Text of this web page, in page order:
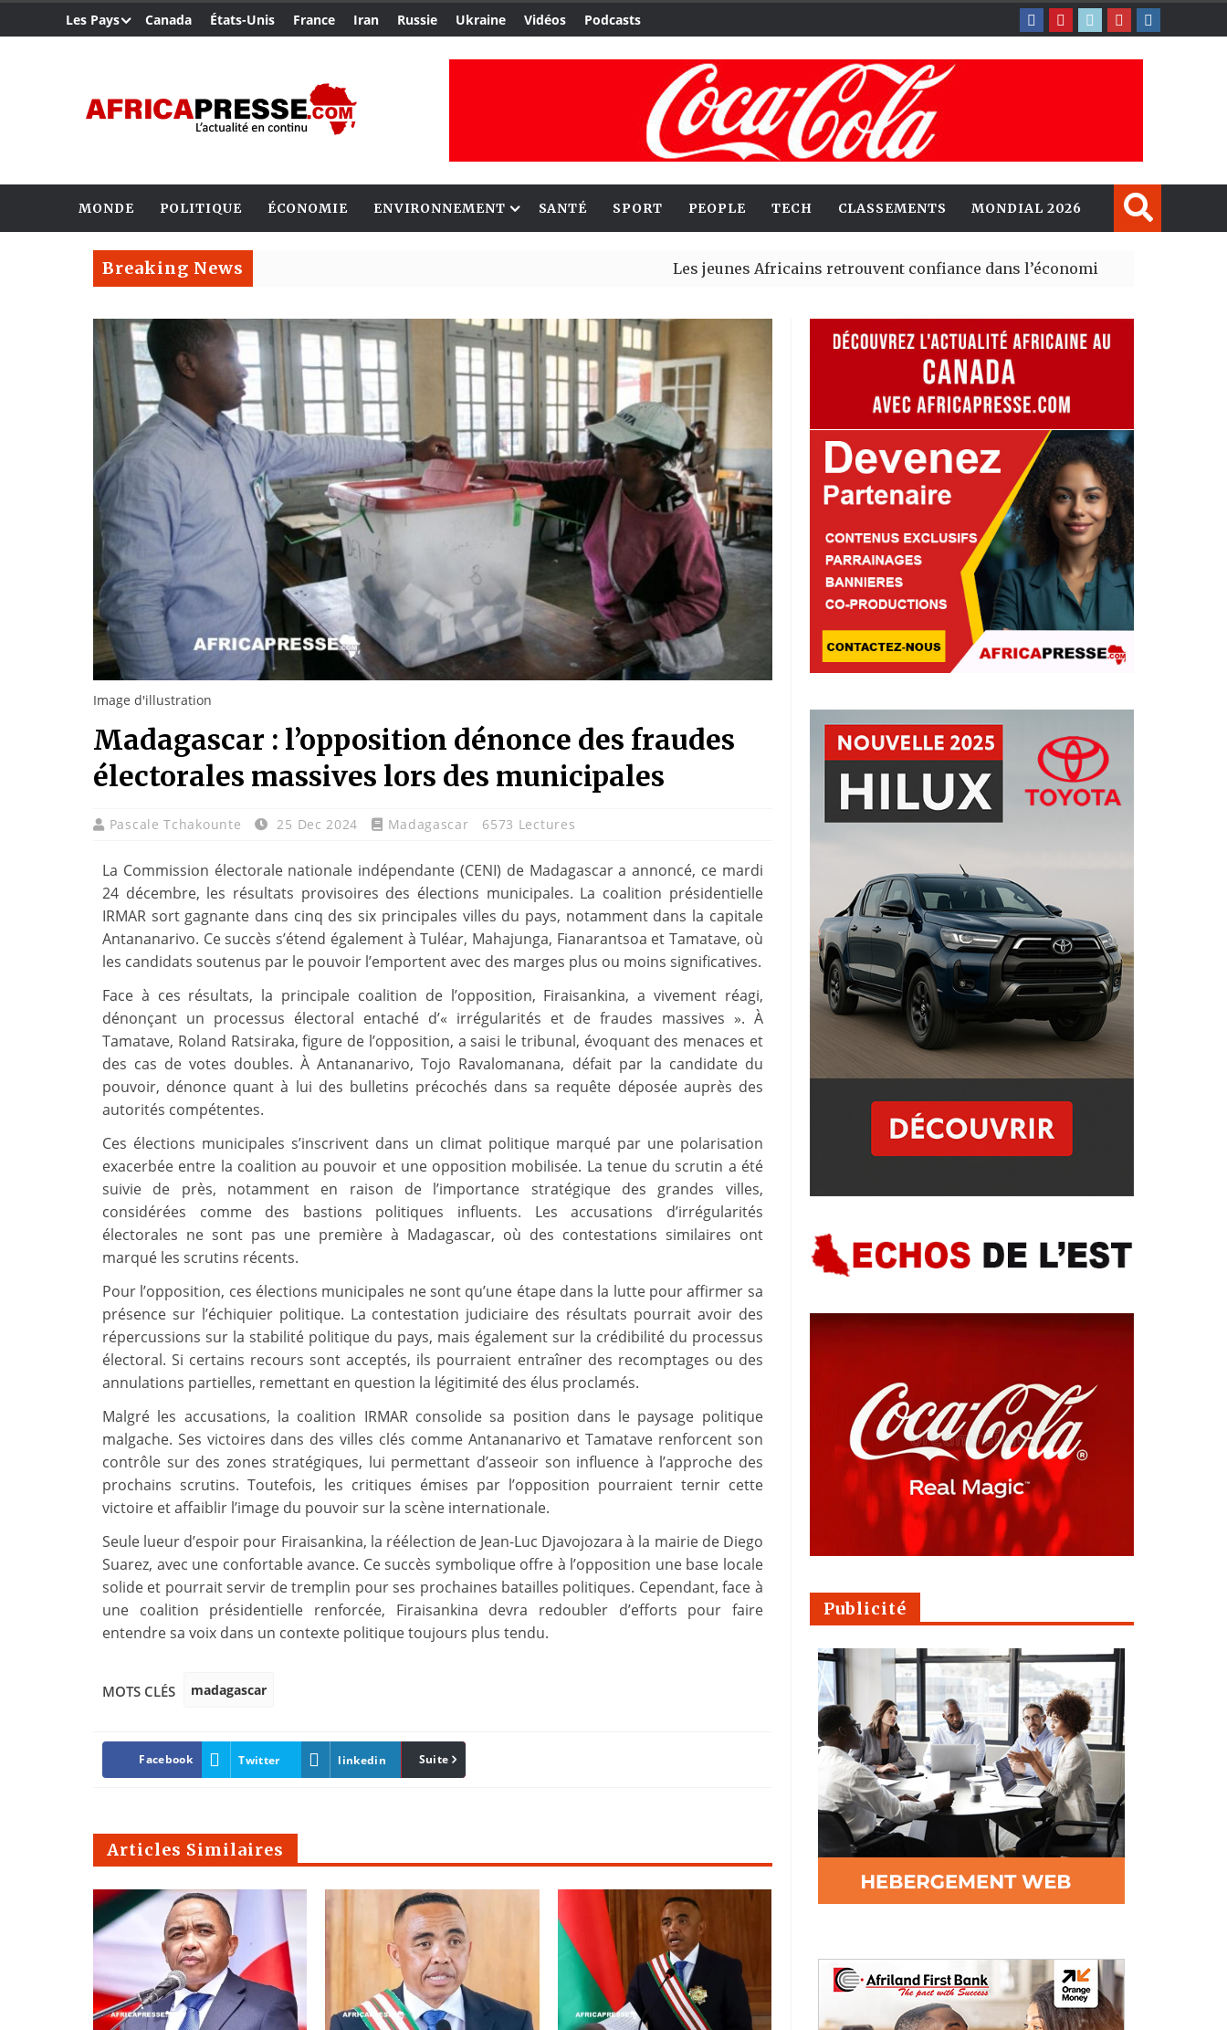
Les Pays Canada États-Unis France Iran Russie Ukraine Vidéos Podcasts
MONDE POLITIQUE ÉCONOMIE ENVIRONNEMENT SANTÉ SPORT PEOPLE TECH CLASSEMENTS MONDIAL 2026
Breaking News Les jeunes Africains retrouvent confiance dans l’économie, mais trois grands
Image d'illustration
Madagascar : l’opposition dénonce des fraudes
électorales massives lors des municipales
Pascale Tchakounte 25 Dec 2024 Madagascar 6573 Lectures
La Commission électorale nationale indépendante (CENI) de Madagascar a annoncé, ce mardi
24 décembre, les résultats provisoires des élections municipales. La coalition présidentielle
IRMAR sort gagnante dans cinq des six principales villes du pays, notamment dans la capitale
Antananarivo. Ce succès s’étend également à Tuléar, Mahajunga, Fianarantsoa et Tamatave, où
les candidats soutenus par le pouvoir l’emportent avec des marges plus ou moins significatives.
Face à ces résultats, la principale coalition de l’opposition, Firaisankina, a vivement réagi,
dénonçant un processus électoral entaché d’« irrégularités et de fraudes massives ». À
Tamatave, Roland Ratsiraka, figure de l’opposition, a saisi le tribunal, évoquant des menaces et
des cas de votes doubles. À Antananarivo, Tojo Ravalomanana, défait par la candidate du
pouvoir, dénonce quant à lui des bulletins précochés dans sa requête déposée auprès des
autorités compétentes.
Ces élections municipales s’inscrivent dans un climat politique marqué par une polarisation
exacerbée entre la coalition au pouvoir et une opposition mobilisée. La tenue du scrutin a été
suivie de près, notamment en raison de l’importance stratégique des grandes villes,
considérées comme des bastions politiques influents. Les accusations d’irrégularités
électorales ne sont pas une première à Madagascar, où des contestations similaires ont
marqué les scrutins récents.
Pour l’opposition, ces élections municipales ne sont qu’une étape dans la lutte pour affirmer sa
présence sur l’échiquier politique. La contestation judiciaire des résultats pourrait avoir des
répercussions sur la stabilité politique du pays, mais également sur la crédibilité du processus
électoral. Si certains recours sont acceptés, ils pourraient entraîner des recomptages ou des
annulations partielles, remettant en question la légitimité des élus proclamés.
Malgré les accusations, la coalition IRMAR consolide sa position dans le paysage politique
malgache. Ses victoires dans des villes clés comme Antananarivo et Tamatave renforcent son
contrôle sur des zones stratégiques, lui permettant d’asseoir son influence à l’approche des
prochains scrutins. Toutefois, les critiques émises par l’opposition pourraient ternir cette
victoire et affaiblir l’image du pouvoir sur la scène internationale.
Seule lueur d’espoir pour Firaisankina, la réélection de Jean-Luc Djavojozara à la mairie de Diego
Suarez, avec une confortable avance. Ce succès symbolique offre à l’opposition une base locale
solide et pourrait servir de tremplin pour ses prochaines batailles politiques. Cependant, face à
une coalition présidentielle renforcée, Firaisankina devra redoubler d’efforts pour faire
entendre sa voix dans un contexte politique toujours plus tendu.
MOTS CLÉS madagascar
Facebook Twitter linkedin Pinterest
Suite
Articles Similaires
Publicité